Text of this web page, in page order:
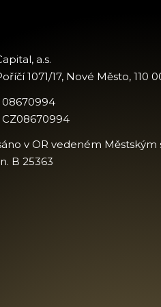
a.s.
1071/17, Nové Město, 110
08670994
CZ08670994
v OR vedeném Městským
B 25363